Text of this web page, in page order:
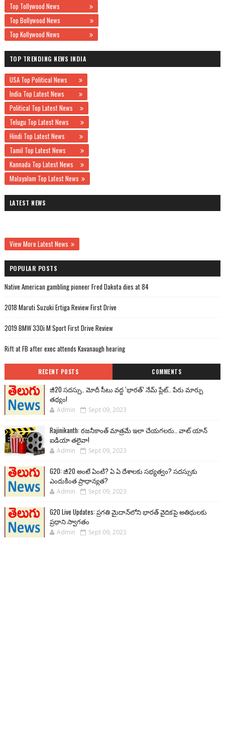
Top Tollywood News
Top Bollywood News
Top Kollywood News
TOP TRENDING NEWS INDIA
USA Top Political News
India Top Latest News
Political Top Latest News
Telugu Top Latest News
Hindi Top Latest News
Tamil Top Latest News
Kannada Top Latest News
Malayalam Top Latest News
LATEST NEWS
View More Latest News
POPULAR POSTS
Native American gambling pioneer Fred Dakota dies at 84
2018 Maruti Suzuki Ertiga Review First Drive
2019 BMW 330i M Sport First Drive Review
Rift at FB after exec attends Kavanaugh hearing
RECENT POSTS COMMENTS
జీ20 సదస్సు.. మోదీ సీటు వద్ద ‘భారత్’ నేమ్ ప్లేట్‌.. పేరు మార్పు
తథ్యం!
Admin Sept 09, 2023
Rajinikanth: రజనీకాంత్ మాత్రమే ఇలా చేయగలరు.. వాట్ యాన్
ఐడియా తలైవా!
Admin Sept 09, 2023
G20: జీ20 అంటే ఏంటి? ఏ ఏ దేశాలకు సభ్యత్వం? సదస్సుకు
ఎందుకింత ప్రాధాన్యత?
Admin Sept 09, 2023
G20 Live Updates: ప్రగతి మైదాన్‌లోని భారత్ వైదికపై అతిథులకు
ప్రధాని స్వాగతం
Admin Sept 09, 2023